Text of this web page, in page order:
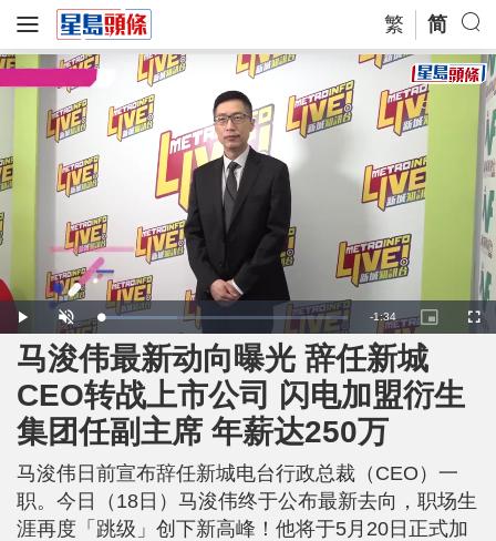
繁 简
P
l
a
y
U
n
m
u
t
L
o
a
d
e
d
:
3
1
.
4
0
R
e
m
a
n
-1:34
P
i
e
i
r
e
F
u
马浚伟最新动向曝光 辞任新城
CEO转战上市公司 闪电加盟衍生
集团任副主席 年薪达250万
马浚伟日前宣布辞任新城电台行政总裁（CEO）一
职。今日（18日）马浚伟终于公布最新去向，职场生
涯再度「跳级」创下新高峰！他将于5月20日正式加